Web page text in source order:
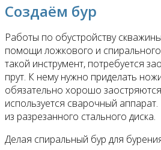
Создаём бур
Работы по обустройству
помощи ложкового и
такой инструмент, потребуется
прут. К нему нужно приделать
обязательно хорошо
используется сварочный
из разрезанного стального диска.
Делая спиральный бур для